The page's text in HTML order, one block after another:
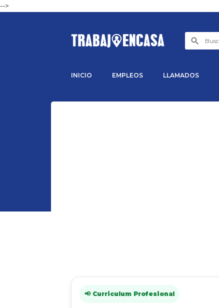
-->
INICIO EMPLEOS LLAMADOS
📢 Curriculum Profesional